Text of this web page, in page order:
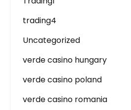
trading4
Uncategorized
verde casino hungary
verde casino poland
verde casino romania